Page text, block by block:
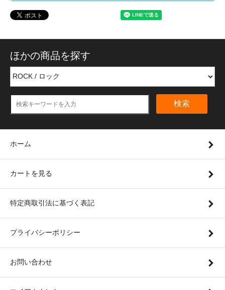
ほかの商品を探す
検索
ホーム
カートを見る
特定商取引法に基づく表記
プライバシーポリシー
お問い合わせ